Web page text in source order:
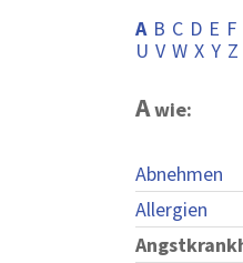
A B C D E F
U V W X Y Z
Awie:
Abnehmen
Allergien